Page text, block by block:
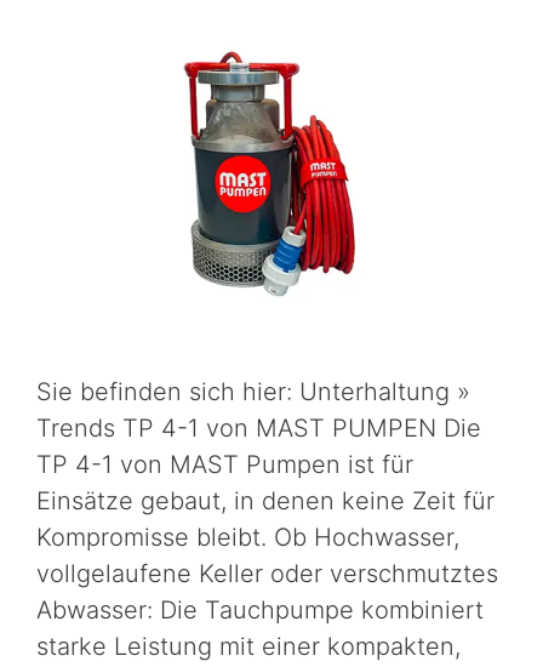
Sie befinden sich hier: Unterhaltung »
Trends TP 4-1 von MAST PUMPEN Die
TP 4-1 von MAST Pumpen ist für
Einsätze gebaut, in denen keine Zeit für
Kompromisse bleibt. Ob Hochwasser,
vollgelaufene Keller oder verschmutztes
Abwasser: Die Tauchpumpe kombiniert
starke Leistung mit einer kompakten,